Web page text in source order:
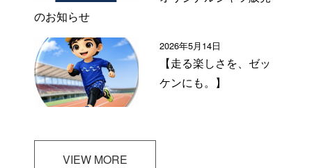
のお知らせ
2026年5月14日
【走る楽しさを、ゼッ
ケンにも。】
VIEW MORE